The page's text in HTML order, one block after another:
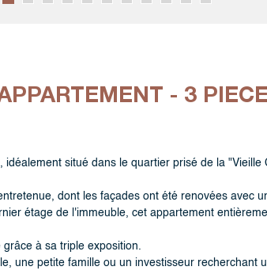
- 3
situé dans le quartier prisé de la
dont les façades ont été renovées avec
étage de l'immeuble, cet appartement
à sa triple exposition.
une petite famille ou un investisseur recherchant